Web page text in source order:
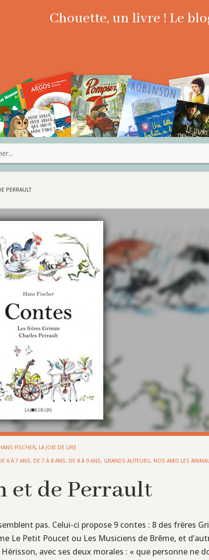
Chouette, un livre ! Le
PERRAULT
FISCHER, LA JOIE DE LIRE
6 À 7 ANS, DE 7 À 8 ANS, DE 8 À 9 ANS, GRANDS AUTEURS, NOS AMIS LES
et de Perrault
pas. Celui-ci propose 9 contes : 8 des frères
Le Petit Poucet ou Les Musiciens de Brême, et
avec ses deux morales : « que personne